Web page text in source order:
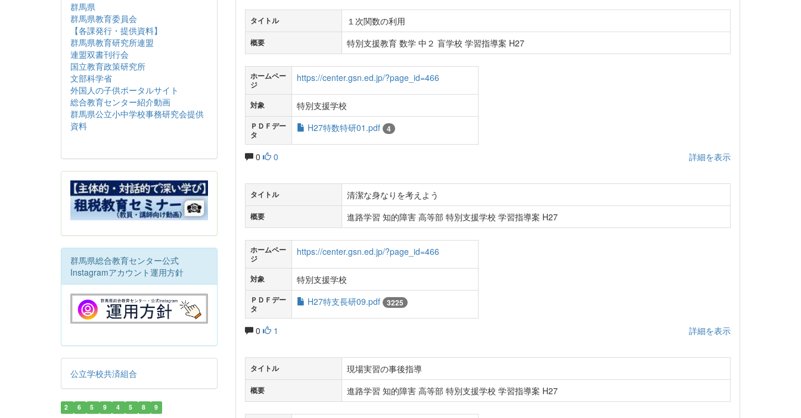
タイトル １次関数の利用
概要 特別支援教育 数学 中２ 盲学校 学習指導案 H27
ホームペー
ジ
https://center.gsn.ed.jp/?page_id=466
対象 特別支援学校
ＰＤＦデー
タ
H27特数特研01.pdf 4
0 0 詳細を表示
タイトル 清潔な身なりを考えよう
概要 進路学習 知的障害 高等部 特別支援学校 学習指導案 H27
ホームペー
ジ
https://center.gsn.ed.jp/?page_id=466
対象 特別支援学校
ＰＤＦデー
タ
H27特支長研09.pdf 3225
0 1 詳細を表示
タイトル 現場実習の事後指導
概要 進路学習 知的障害 高等部 特別支援学校 学習指導案 H27
群馬県
群馬県教育委員会
【各課発行・提供資料】
群馬県教育研究所連盟
連盟双書刊行会
国立教育政策研究所
文部科学省
外国人の子供ポータルサイト
総合教育センター紹介動画
群馬県公立小中学校事務研究会提供
資料
群馬県総合教育センター公式
Instagramアカウント運用方針
公立学校共済組合
2 6 5 9 4 5 8 9